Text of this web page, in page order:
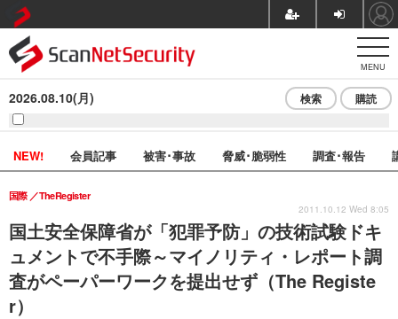
MENU
2026.08.10(月) 検索 購読
NEW! 会員記事 被害･事故 脅威･脆弱性 調査･報告
国土安全保障省が「犯罪予防」の技術試験ドキ
ュメントで不手際～マイノリティ・レポート調
査がペーパーワークを提出せず（The Registe
r）
国際 TheRegister
2011.10.12 Wed 8:05